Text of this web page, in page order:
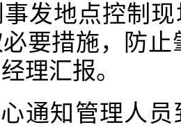
发地点控制
要措施，防
理汇报。
通知管理人